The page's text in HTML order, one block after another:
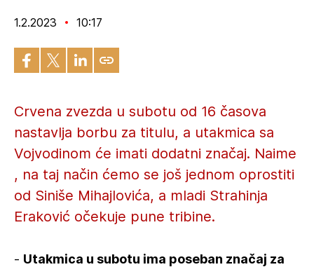
1.2.2023 10:17
Crvena zvezda u subotu od 16 časova
nastavlja borbu za titulu, a utakmica sa
Vojvodinom će imati dodatni značaj. Naime
, na taj način ćemo se još jednom oprostiti
od Siniše Mihajlovića, a mladi Strahinja
Eraković očekuje pune tribine.
- Utakmica u subotu ima poseban značaj za